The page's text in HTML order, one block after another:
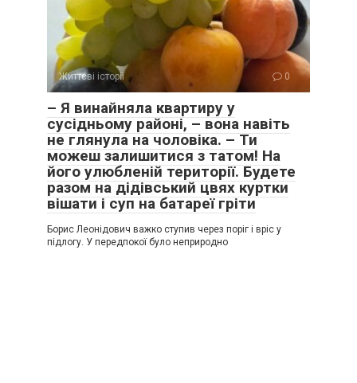
Життєві історії 0
– Я винайняла квартиру у
сусідньому районі, – вона навіть
не глянула на чоловіка. – Ти
можеш залишитися з татом! На
його улюбленій території. Будете
разом на дідівський цвях куртки
вішати і суп на батареї гріти
Борис Леонідович важко ступив через поріг і вріс у
підлогу. У передпокої було неприродно